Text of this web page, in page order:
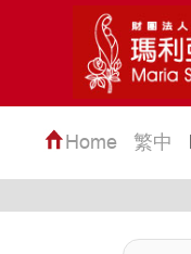
Home 繁中